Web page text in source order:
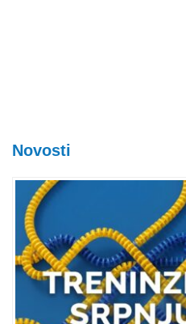
Novosti